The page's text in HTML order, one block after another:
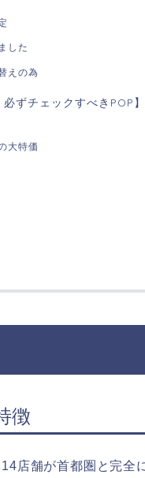
した
えの為
ずチェックすべきPOP】
大特価
徴
店舗が首都圏と完全